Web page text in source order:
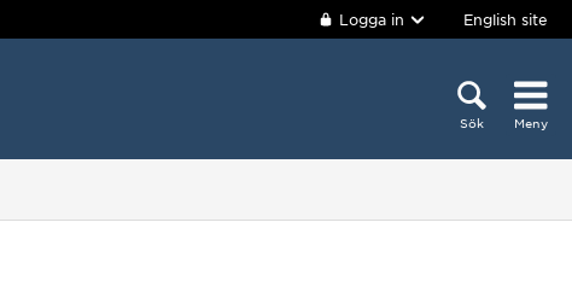
Logga in English site
Sök Meny